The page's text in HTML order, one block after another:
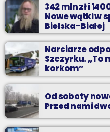
342 mln zł i
Nowe wątki w
Bielska-Białej
Narciarze
Szczyrku. „To
korkom”
Od soboty
Przed nami